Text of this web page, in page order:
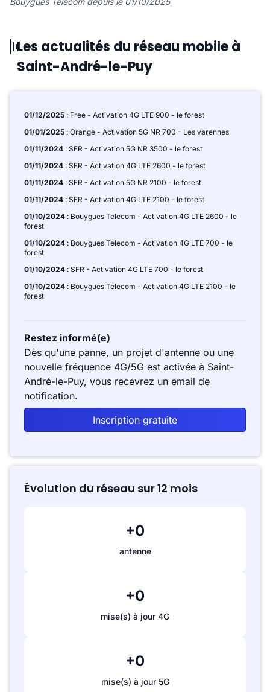
Les actualités du réseau mobile à
Saint-André-le-Puy
01/12/2025 : Free - Activation 4G LTE 900 - le forest
01/01/2025 : Orange - Activation 5G NR 700 - Les varennes
01/11/2024 : SFR - Activation 5G NR 3500 - le forest
01/11/2024 : SFR - Activation 4G LTE 2600 - le forest
01/11/2024 : SFR - Activation 5G NR 2100 - le forest
01/11/2024 : SFR - Activation 4G LTE 2100 - le forest
01/10/2024 : Bouygues Telecom - Activation 4G LTE 2600 - le
forest
01/10/2024 : Bouygues Telecom - Activation 4G LTE 700 - le
forest
01/10/2024 : SFR - Activation 4G LTE 700 - le forest
01/10/2024 : Bouygues Telecom - Activation 4G LTE 2100 - le
forest
Restez informé(e)
Dès qu'une panne, un projet d'antenne ou une
nouvelle fréquence 4G/5G est activée à Saint-
André-le-Puy, vous recevrez un email de
notification.
Inscription gratuite
Évolution du réseau sur 12 mois
+0
antenne
+0
mise(s) à jour 4G
+0
mise(s) à jour 5G